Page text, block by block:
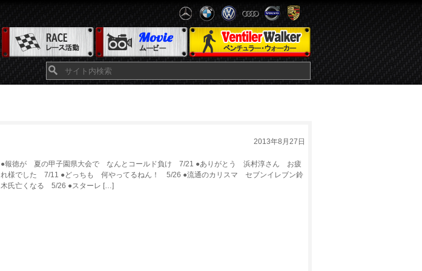
2013年8月27日
●報徳が 夏の甲子園県大会で なんとコールド負け 7/21 ●ありがとう 浜村淳さん お疲
れ様でした 7/11 ●どっちも 何やってるねん！ 5/26 ●流通のカリスマ セブンイレブン鈴
木氏亡くなる 5/26 ●スターレ […]